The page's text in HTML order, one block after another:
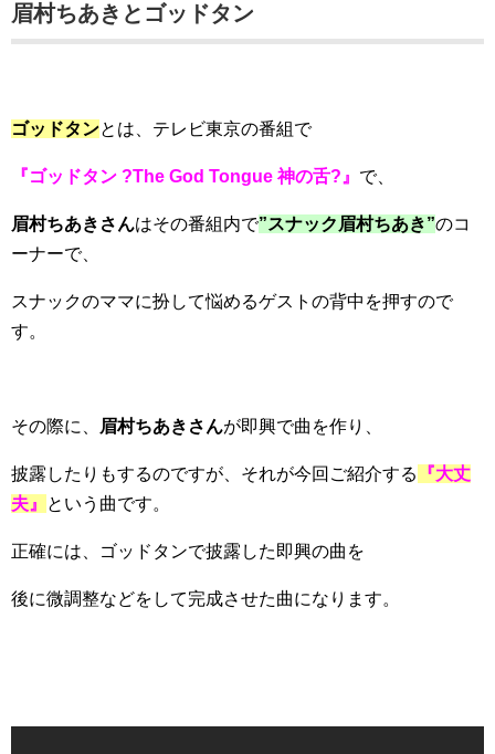
眉村ちあきとゴッドタン
ゴッドタンとは、テレビ東京の番組で
『ゴッドタン ?The God Tongue 神の舌?』 で、
眉村ちあきさんはその番組内で”スナック眉村ちあき”のコ
ーナーで、
スナックのママに扮して悩めるゲストの背中を押すので
す。
その際に、 眉村ちあきさんが即興で曲を作り、
披露したりもするのですが、それが今回ご紹介する
『大丈
夫』
という曲です。
正確には、ゴッドタンで披露した即興の曲を
後に微調整などをして完成させた曲になります。